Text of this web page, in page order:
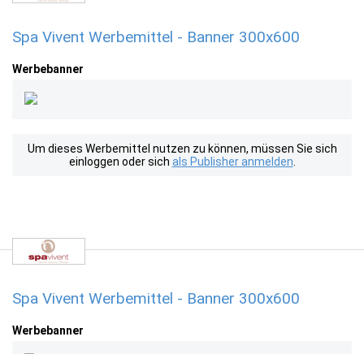
Spa Vivent Werbemittel - Banner 300x600
Werbebanner
Um dieses Werbemittel nutzen zu können, müssen Sie sich
einloggen oder sich als Publisher anmelden
Spa Vivent Werbemittel - Banner 300x600
Werbebanner